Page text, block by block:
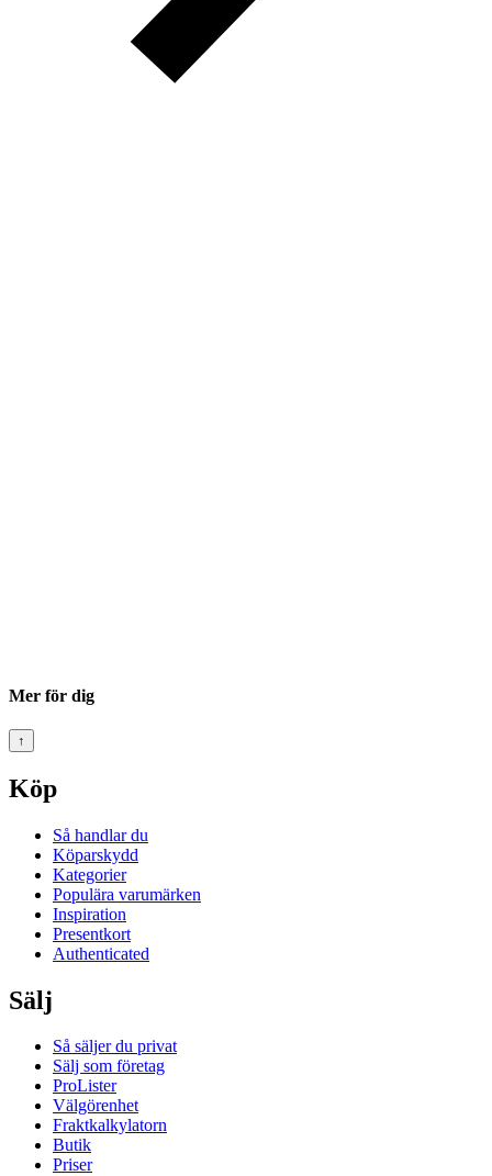
Mer för dig
↑
Köp
Så handlar du
Köparskydd
Kategorier
Populära varumärken
Inspiration
Presentkort
Authenticated
Sälj
Så säljer du privat
Sälj som företag
ProLister
Välgörenhet
Fraktkalkylatorn
Butik
Priser